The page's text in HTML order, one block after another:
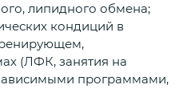
липидного обмена;
кондиций в
(ЛФК, занятия на
программами,